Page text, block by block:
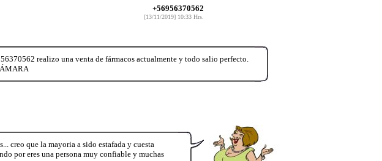
+56956370562
[13/11/2019] 10:33 Hrs.
realizo una venta de fármacos actualmente y todo salio perfecto.
creo que la mayoria a sido estafada y cuesta
por eres una persona muy confiable y muchas